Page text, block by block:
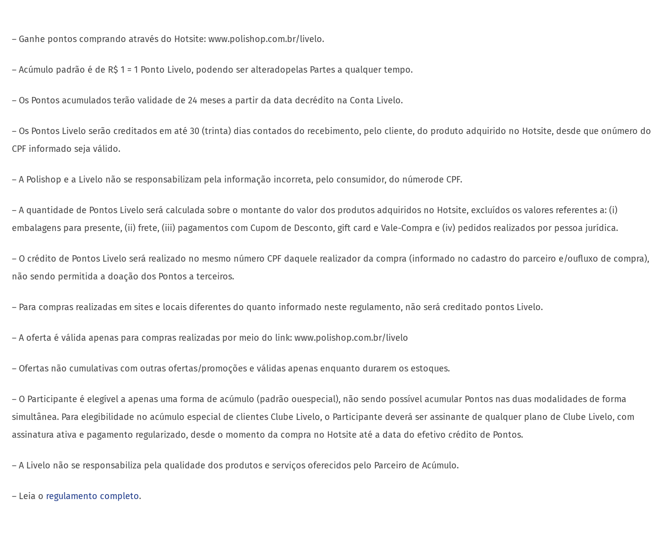
– Ganhe pontos comprando através do Hotsite: www.polishop.com.br/livelo.
– Acúmulo padrão é de R$ 1 = 1 Ponto Livelo, podendo ser alteradopelas Partes a qualquer tempo.
– Os Pontos acumulados terão validade de 24 meses a partir da data decrédito na Conta Livelo.
– Os Pontos Livelo serão creditados em até 30 (trinta) dias contados do recebimento, pelo cliente, do produto adquirido no Hotsite, desde que onúmero do
CPF informado seja válido.
– A Polishop e a Livelo não se responsabilizam pela informação incorreta, pelo consumidor, do númerode CPF.
– A quantidade de Pontos Livelo será calculada sobre o montante do valor dos produtos adquiridos no Hotsite, excluídos os valores referentes a: (i)
embalagens para presente, (ii) frete, (iii) pagamentos com Cupom de Desconto, gift card e Vale-Compra e (iv) pedidos realizados por pessoa jurídica.
– O crédito de Pontos Livelo será realizado no mesmo número CPF daquele realizador da compra (informado no cadastro do parceiro e/oufluxo de compra),
não sendo permitida a doação dos Pontos a terceiros.
– Para compras realizadas em sites e locais diferentes do quanto informado neste regulamento, não será creditado pontos Livelo.
– A oferta é válida apenas para compras realizadas por meio do link: www.polishop.com.br/livelo
– Ofertas não cumulativas com outras ofertas/promoções e válidas apenas enquanto durarem os estoques.
– O Participante é elegível a apenas uma forma de acúmulo (padrão ouespecial), não sendo possível acumular Pontos nas duas modalidades de forma
simultânea. Para elegibilidade no acúmulo especial de clientes Clube Livelo, o Participante deverá ser assinante de qualquer plano de Clube Livelo, com
assinatura ativa e pagamento regularizado, desde o momento da compra no Hotsite até a data do efetivo crédito de Pontos.
– A Livelo não se responsabiliza pela qualidade dos produtos e serviços oferecidos pelo Parceiro de Acúmulo.
– Leia o regulamento completo.